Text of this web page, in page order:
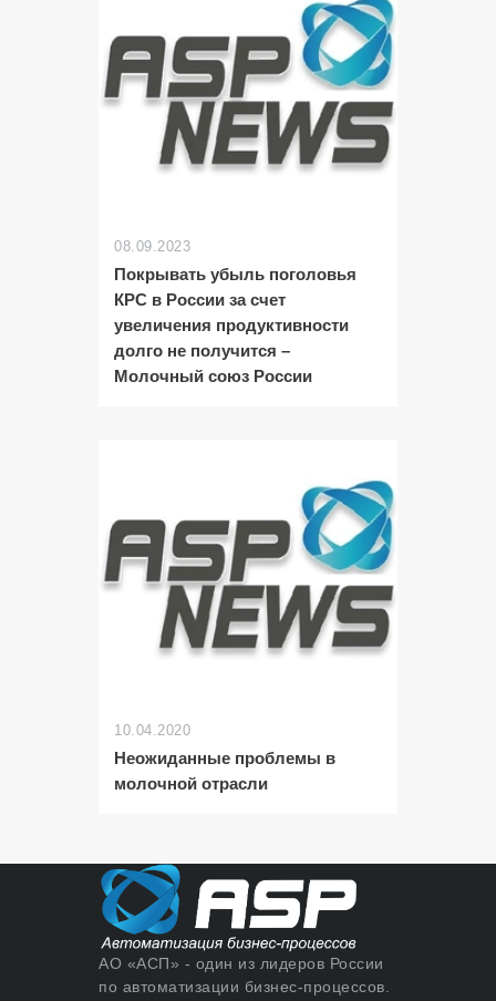
08.09.2023
Покрывать убыль поголовья
КРС в России за счет
увеличения продуктивности
долго не получится –
Молочный союз России
10.04.2020
Неожиданные проблемы в
молочной отрасли
АО «АСП» - один из лидеров России
по автоматизации бизнес-процессов.